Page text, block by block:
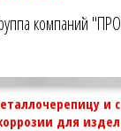
компаний
и
для